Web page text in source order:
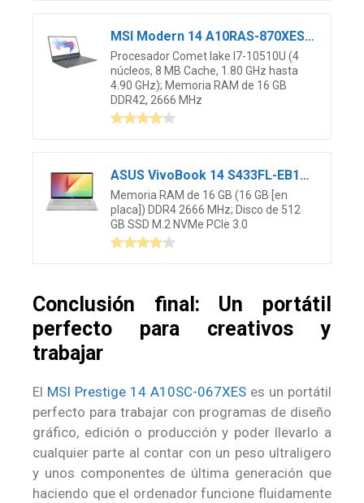
MSI Modern 14 A10RAS-870XES – Ordenador portátil de 14″ FullHD (Intel Core i7-10510U, 16 GB RAM, 1TB SSD, GeForce MX330), sin Sistema operativo Gris – Teclado QWERTY Español
Procesador Comet lake I7-10510U (4
núcleos, 8 MB Cache, 1.80 GHz hasta
4.90 GHz); Memoria RAM de 16 GB
DDR42, 2666 MHz
ASUS VivoBook 14 S433FL-EB181 – Ordenador portátil de 14″ FullHD (Intel Core i7-10510U, 16 GB RAM, 512 GB SSD, NVIDIA MX250-2GB, sin Sistema operativo) Metal Blanco y Plata – Teclado QWERTY español
Memoria RAM de 16 GB (16 GB [en
placa]) DDR4 2666 MHz; Disco de 512
GB SSD M.2 NVMe PCIe 3.0
Conclusión final: Un portátil
perfecto para creativos y
trabajar
El MSI Prestige 14 A10SC-067XES es un portátil
perfecto para trabajar con programas de diseño
gráfico, edición o producción y poder llevarlo a
cualquier parte al contar con un peso ultraligero
y unos componentes de última generación que
haciendo que el ordenador funcione fluidamente